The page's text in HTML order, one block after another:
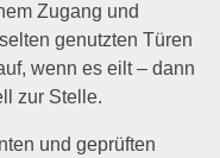
Zugang und
genutzten Türen
wenn es eilt – dann
zur Stelle.
und geprüften